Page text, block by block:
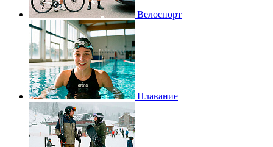
Велоспорт
Плавание